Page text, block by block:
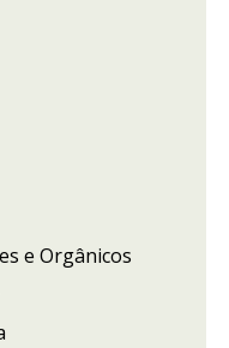
e Orgânicos